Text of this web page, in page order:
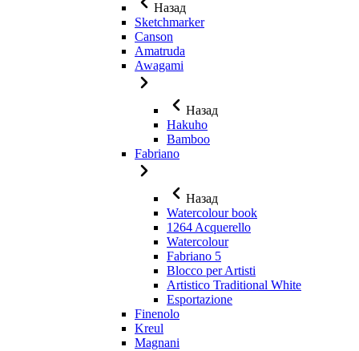
Назад
Sketchmarker
Canson
Amatruda
Awagami
Назад
Hakuho
Bamboo
Fabriano
Назад
Watercolour book
1264 Acquerello
Watercolour
Fabriano 5
Blocco per Artisti
Artistico Traditional White
Esportazione
Finenolo
Kreul
Magnani